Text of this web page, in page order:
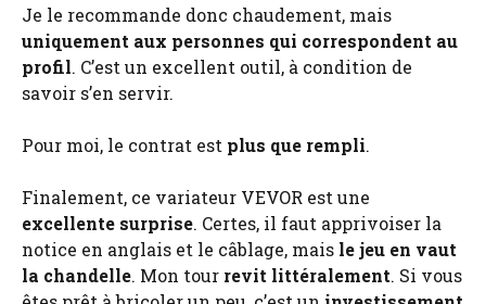
Je le recommande donc chaudement, mais
uniquement aux personnes qui correspondent au
profil. C’est un excellent outil, à condition de
savoir s’en servir.
Pour moi, le contrat est plus que rempli.
Finalement, ce variateur VEVOR est une
excellente surprise. Certes, il faut apprivoiser la
notice en anglais et le câblage, mais le jeu en vaut
la chandelle. Mon tour revit littéralement. Si vous